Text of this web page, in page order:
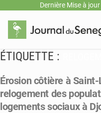
Dernière Mise à
ÉTIQUETTE :
Érosion côtière à
relogement des
logements sociaux à